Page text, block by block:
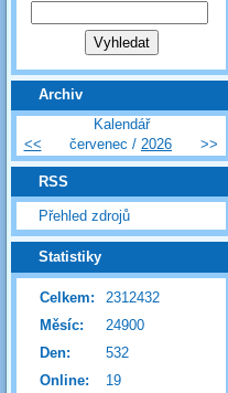
Archiv
Kalendář
<<
červenec / 2026 >>
RSS
Přehled zdrojů
Statistiky
Online: 19
Celkem:
2312432
Měsíc:
24900
Den:
532